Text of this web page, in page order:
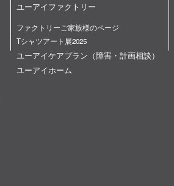
ユーアイファクトリー
ファクトリーご家族様のページ
Tシャツアート展2025
ユーアイケアプラン（障害・計画相談）
ユーアイホーム